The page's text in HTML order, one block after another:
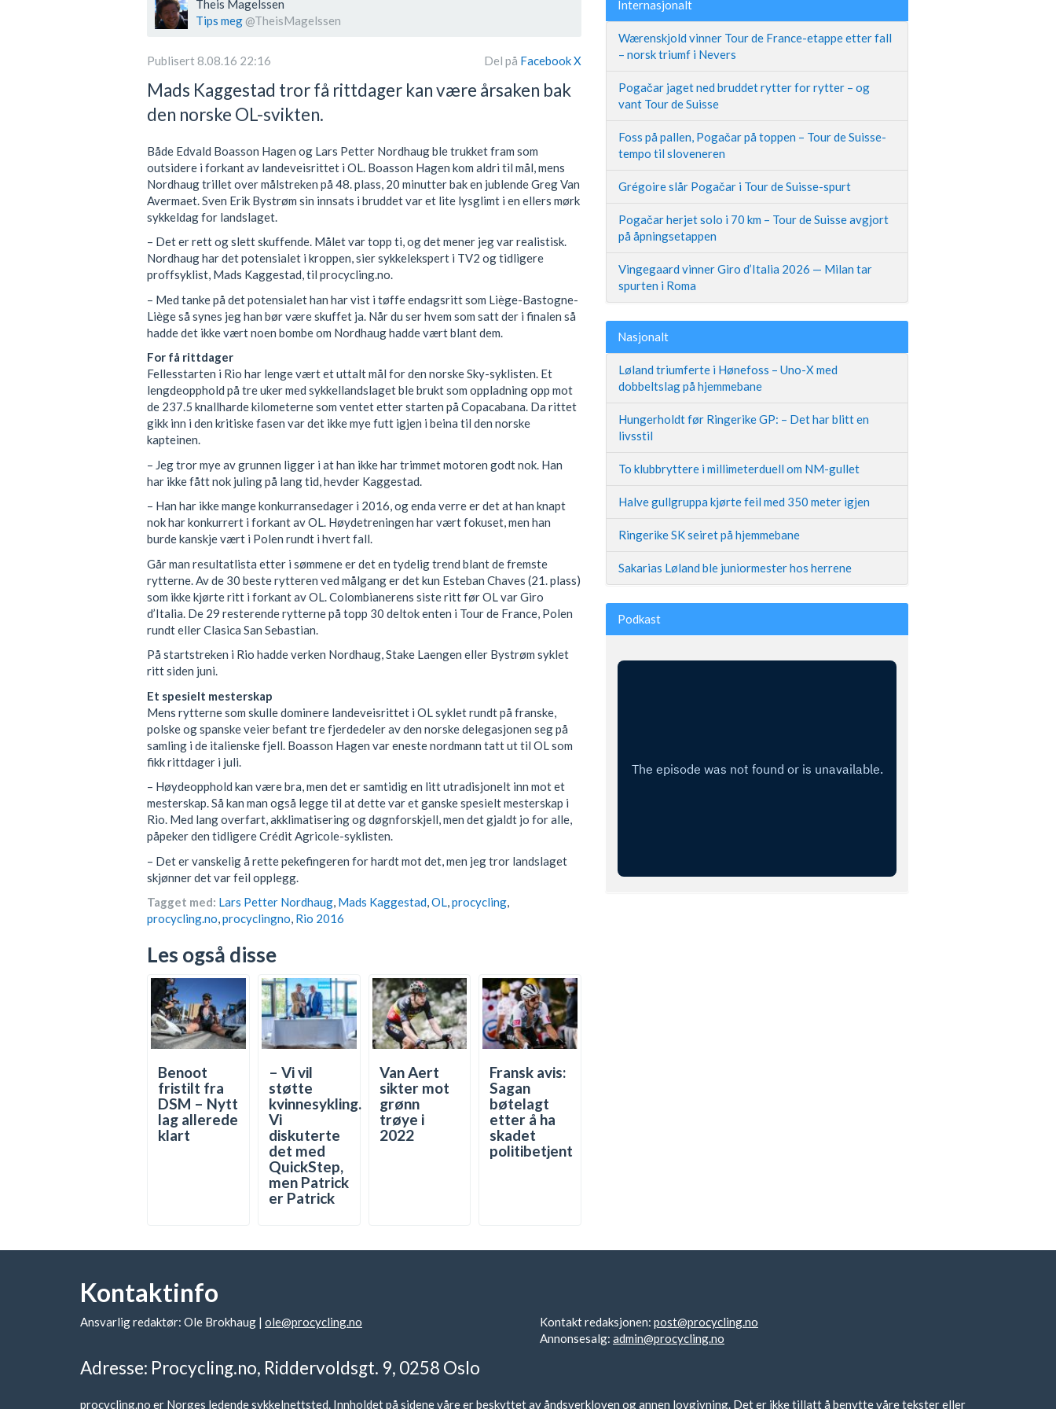
Theis Magelssen
Tips meg @TheisMagelssen
Publisert 8.08.16 22:16 Del på FacebookX
Mads Kaggestad tror få rittdager kan være årsaken bak
den norske OL-svikten.
Både Edvald Boasson Hagen og Lars Petter Nordhaug ble trukket fram som
outsidere i forkant av landeveisrittet i OL. Boasson Hagen kom aldri til mål, mens
Nordhaug trillet over målstreken på 48. plass, 20 minutter bak en jublende Greg Van
Avermaet. Sven Erik Bystrøm sin innsats i bruddet var et lite lysglimt i en ellers mørk
sykkeldag for landslaget.
– Det er rett og slett skuffende. Målet var topp ti, og det mener jeg var realistisk.
Nordhaug har det potensialet i kroppen, sier sykkelekspert i TV2 og tidligere
proffsyklist, Mads Kaggestad, til procycling.no.
– Med tanke på det potensialet han har vist i tøffe endagsritt som Liège-Bastogne-
Liège så synes jeg han bør være skuffet ja. Når du ser hvem som satt der i finalen så
hadde det ikke vært noen bombe om Nordhaug hadde vært blant dem.
For få rittdager
Fellesstarten i Rio har lenge vært et uttalt mål for den norske Sky-syklisten. Et
lengdeopphold på tre uker med sykkellandslaget ble brukt som oppladning opp mot
de 237.5 knallharde kilometerne som ventet etter starten på Copacabana. Da rittet
gikk inn i den kritiske fasen var det ikke mye futt igjen i beina til den norske
kapteinen.
– Jeg tror mye av grunnen ligger i at han ikke har trimmet motoren godt nok. Han
har ikke fått nok juling på lang tid, hevder Kaggestad.
– Han har ikke mange konkurransedager i 2016, og enda verre er det at han knapt
nok har konkurrert i forkant av OL. Høydetreningen har vært fokuset, men han
burde kanskje vært i Polen rundt i hvert fall.
Går man resultatlista etter i sømmene er det en tydelig trend blant de fremste
rytterne. Av de 30 beste rytteren ved målgang er det kun Esteban Chaves (21. plass)
som ikke kjørte ritt i forkant av OL. Colombianerens siste ritt før OL var Giro
d’Italia. De 29 resterende rytterne på topp 30 deltok enten i Tour de France, Polen
rundt eller Clasica San Sebastian.
På startstreken i Rio hadde verken Nordhaug, Stake Laengen eller Bystrøm syklet
ritt siden juni.
Et spesielt mesterskap
Mens rytterne som skulle dominere landeveisrittet i OL syklet rundt på franske,
polske og spanske veier befant tre fjerdedeler av den norske delegasjonen seg på
samling i de italienske fjell. Boasson Hagen var eneste nordmann tatt ut til OL som
fikk rittdager i juli.
– Høydeopphold kan være bra, men det er samtidig en litt utradisjonelt inn mot et
mesterskap. Så kan man også legge til at dette var et ganske spesielt mesterskap i
Rio. Med lang overfart, akklimatisering og døgnforskjell, men det gjaldt jo for alle,
påpeker den tidligere Crédit Agricole-syklisten.
– Det er vanskelig å rette pekefingeren for hardt mot det, men jeg tror landslaget
skjønner det var feil opplegg.
Tagget med: Lars Petter Nordhaug, Mads Kaggestad,OL,procycling,
procycling.no,procyclingno, Rio 2016
Les også disse
Benoot
fristilt fra
DSM – Nytt
lag allerede
klart
– Vi vil
støtte
kvinnesykling.
Vi
diskuterte
det med
QuickStep,
men Patrick
er Patrick
Van Aert
sikter mot
grønn
trøye i
2022
Fransk avis:
Sagan
bøtelagt
etter å ha
skadet
politibetjent
Internasjonalt
Wærenskjold vinner Tour de France-etappe etter fall
– norsk triumf i Nevers
Pogačar jaget ned bruddet rytter for rytter – og
vant Tour de Suisse
Foss på pallen, Pogačar på toppen – Tour de Suisse-
tempo til sloveneren
Grégoire slår Pogačar i Tour de Suisse-spurt
Pogačar herjet solo i 70 km – Tour de Suisse avgjort
på åpningsetappen
Vingegaard vinner Giro d’Italia 2026 — Milan tar
spurten i Roma
Nasjonalt
Løland triumferte i Hønefoss – Uno-X med
dobbeltslag på hjemmebane
Hungerholdt før Ringerike GP: – Det har blitt en
livsstil
To klubbryttere i millimeterduell om NM-gullet
Halve gullgruppa kjørte feil med 350 meter igjen
Ringerike SK seiret på hjemmebane
Sakarias Løland ble juniormester hos herrene
Podkast
Kontaktinfo
Ansvarlig redaktør: Ole Brokhaug | ole@procycling.no Kontakt redaksjonen: post@procycling.no
Annonsesalg: admin@procycling.no
Adresse: Procycling.no, Riddervoldsgt. 9, 0258 Oslo
procycling.no er Norges ledende sykkelnettsted. Innholdet på sidene våre er beskyttet av åndsverkloven og annen lovgivning. Det er ikke tillatt å benytte våre tekster eller